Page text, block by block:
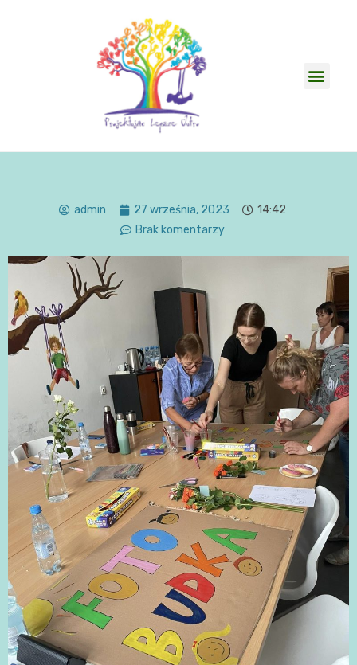
admin 27 września, 2023
14:42
Brak komentarzy